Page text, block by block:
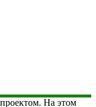
На этом